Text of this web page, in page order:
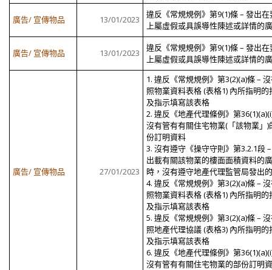
廣告/ 宣傳物品 13/01/2023
違反《常規規例》第9(1)條 – 發出在
上屬虛假或具誤導性陳述或詳情的
廣告/ 宣傳物品 13/01/2023
違反《常規規例》第9(1)條 – 發出在
上屬虛假或具誤導性陳述或詳情的
廣告/ 宣傳物品 27/01/2023
1. 違反《常規規例》第3(2)(a)條 –
照物業資料表格 (表格1) 內所指明的
及指示填寫該表格
2. 違反《地產代理條例》第
沒有管有有關住宅物業(「該物業」)
份訂明資料
3. 沒有遵守《操守守則》第3.2.1段
出載有關該物業的樓面面積資料的
時，沒有遵守地產代理監管局發出
4. 違反《常規規例》第3(2)(a)條 –
照物業資料表格 (表格1) 內所指明的
及指示填寫該表格
5. 違反《常規規例》第3(2)(a)條 –
照地產代理協議 (表格3) 內所指明的
及指示填寫該表格
6. 違反《地產代理條例》第
沒有管有有關住宅物業的部份訂明